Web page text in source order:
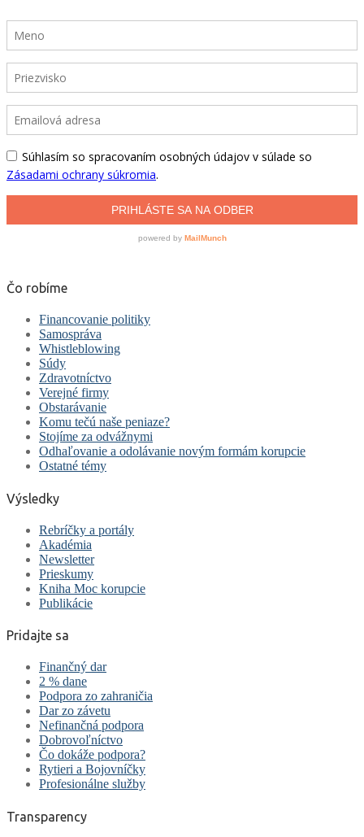
Čo robíme
Financovanie politiky
Samospráva
Whistleblowing
Súdy
Zdravotníctvo
Verejné firmy
Obstarávanie
Komu tečú naše peniaze?
Stojíme za odvážnymi
Odhaľovanie a odolávanie novým formám korupcie
Ostatné témy
Výsledky
Rebríčky a portály
Akadémia
Newsletter
Prieskumy
Kniha Moc korupcie
Publikácie
Pridajte sa
Finančný dar
2 % dane
Podpora zo zahraničia
Dar zo závetu
Nefinančná podpora
Dobrovoľníctvo
Čo dokáže podpora?
Rytieri a Bojovníčky
Profesionálne služby
Transparency